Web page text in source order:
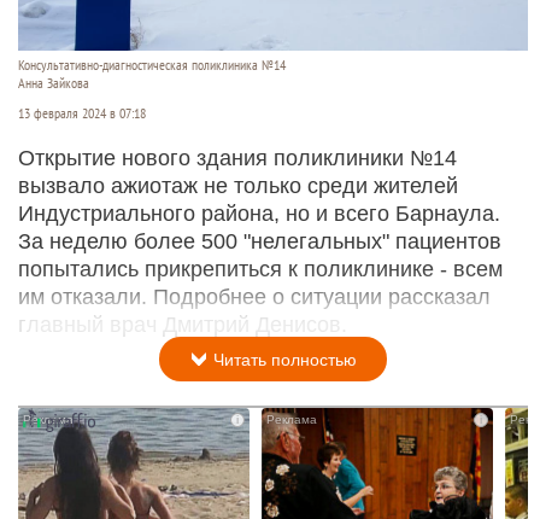
Консультативно-диагностическая поликлиника №14
Анна Зайкова
13 февраля 2024 в 07:18
Открытие нового здания поликлиники №14
вызвало ажиотаж не только среди жителей
Индустриального района, но и всего Барнаула.
За неделю более 500 "нелегальных" пациентов
попытались прикрепиться к поликлинике - всем
им отказали. Подробнее о ситуации рассказал
главный врач Дмитрий Денисов.
Читать полностью
i